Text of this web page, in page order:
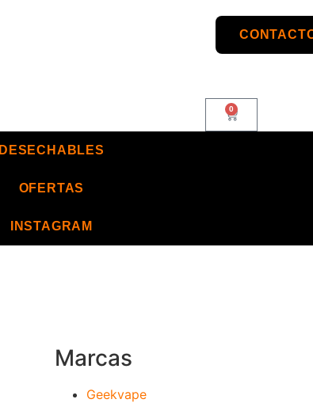
0
DESECHABLES
OFERTAS
INSTAGRAM
Marcas
Geekvape